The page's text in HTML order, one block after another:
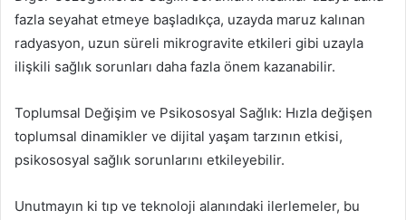
fazla seyahat etmeye başladıkça, uzayda maruz kalınan
radyasyon, uzun süreli mikrogravite etkileri gibi uzayla
ilişkili sağlık sorunları daha fazla önem kazanabilir.
Toplumsal Değişim ve Psikososyal Sağlık: Hızla değişen
toplumsal dinamikler ve dijital yaşam tarzının etkisi,
psikososyal sağlık sorunlarını etkileyebilir.
Unutmayın ki tıp ve teknoloji alanındaki ilerlemeler, bu